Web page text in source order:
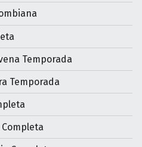
Temporada
Temporada